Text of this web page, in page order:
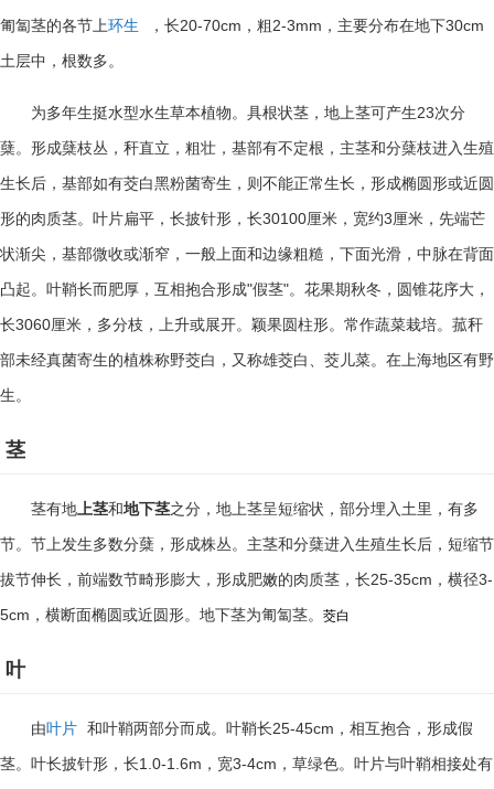
匍匐茎的各节上环生 ，长20-70cm ，粗 2-3mm ，主要分布在地下30cm
土层中，根数多。
为多年生挺水型水生草本植物。具根状茎，地上茎可产生23次分
蘖。形成蘖枝丛，秆直立，粗壮，基部有不定根，主茎和分蘖枝进入生殖
生长后，基部如有茭白黑粉菌寄生，则不能正常生长，形成椭圆形或近圆
形的肉质茎。叶片扁平，长披针形，长30100厘米，宽约3厘米，先端芒
状渐尖，基部微收或渐窄，一般上面和边缘粗糙，下面光滑，中脉在背面
凸起。叶鞘长而肥厚，互相抱合形成"假茎"。花果期秋冬，圆锥花序大，
长3060厘米，多分枝，上升或展开。颖果圆柱形。常作蔬菜栽培。菰秆
部未经真菌寄生的植株称野茭白，又称雄茭白、茭儿菜。在上海地区有野
生。
茎
茎有地上茎和地下茎之分，地上茎呈短缩状，部分埋入土里，有多
节。节上发生多数分蘖，形成株丛。主茎和分蘖进入生殖生长后，短缩节
拔节伸长，前端数节畸形膨大，形成肥嫩的肉质茎，长25-35cm ，横径3-
5cm ，横断面椭圆或近圆形。地下茎为匍匐茎。 茭白
叶
由叶片 和叶鞘两部分而成。叶鞘长25-45cm ，相互抱合，形成假
茎。叶长披针形，长1.0-1.6m ，宽3-4cm ，草绿色。叶片与叶鞘相接处有